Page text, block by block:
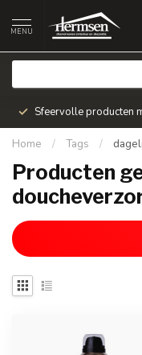
MENU
Sfeervolle producten
Home / Tags /
Producten